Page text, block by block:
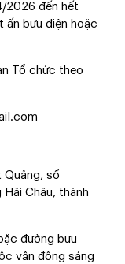
2026 đến hết
ấn bưu điện hoặc
Tổ chức theo
Quảng, số
Châu, thành
đường bưu
vận động sáng